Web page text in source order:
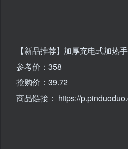
【新品推荐】加厚充电式加热
参考价：358
抢购价：39.72
商品链接： https://